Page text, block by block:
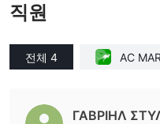
직원
전체 4
AC
ΓΑΒΡΙΗΛ